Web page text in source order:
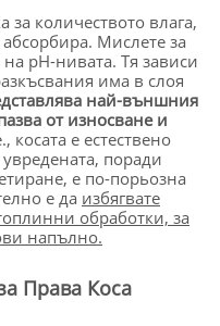
за количеството влага,
Мислете за
на pH-нивата. Тя зависи
има в слоя
най-външния
от износване и
косата е естествено
поради
е по-порьозна
е да избягвате
обработки, за
напълно.
Права Коса